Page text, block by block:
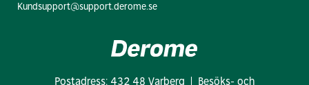
Kundsupport@support.derome.se
Postadress: 432 48 Varberg | Besöks- och